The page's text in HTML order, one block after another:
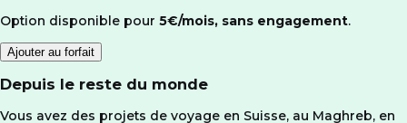
Option disponible pour 5€/mois, sans engagement.
Ajouter au forfait
Depuis le reste du monde
Vous avez des projets de voyage en Suisse, au Maghreb, en